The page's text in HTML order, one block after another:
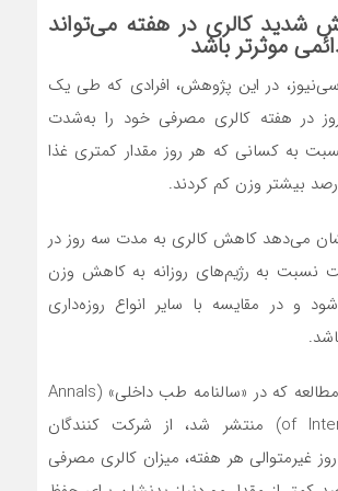
شدید کالری در هفته می‌تواند
موثرتر باشد
در این پژوهش، افرادی که طی یک
در هفته کالری مصرفی خود را به‌شدت
به کسانی که هر روز مقدار کمتری غذا
می‌دهد کاهش کالری به مدت سه روز در
نسبت به رژیم‌های روزانه به کاهش وزن
و در مقایسه با سایر انواع روزه‌داری
محققان در این مطالعه که در «سالنامه طب داخلی» (Annals
of Internal Medicine) منتشر شد، از شرکت کنندگان
غیرمتوالی هر هفته، میزان کالری مصرفی